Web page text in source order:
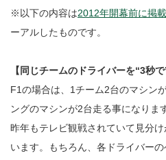
※以下の内容は2012年開幕前に掲
ーアルしたものです。
【同じチームのドライバーを“3秒で
F1の場合は、1チーム2台のマシン
ングのマシンが2台走る事になりま
昨年もテレビ観戦されていて見分
います。もちろん、各ドライバー